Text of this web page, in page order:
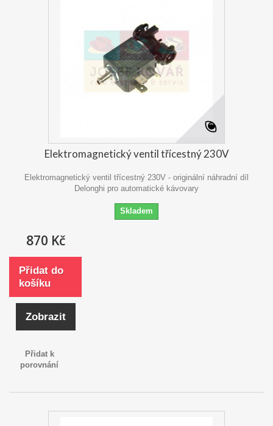
Elektromagnetický ventil třícestný 230V
Elektromagnetický ventil třícestný 230V - originální náhradní díl
Delonghi pro automatické kávovary
Skladem
870 Kč
Přidat do
košíku
Zobrazit
Přidat k
porovnání